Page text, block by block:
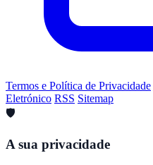
Termos e Política de Privacidade
Eletrónico RSS Sitemap
🛡️
A sua privacidade